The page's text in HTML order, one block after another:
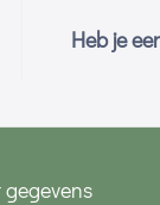
Heb je